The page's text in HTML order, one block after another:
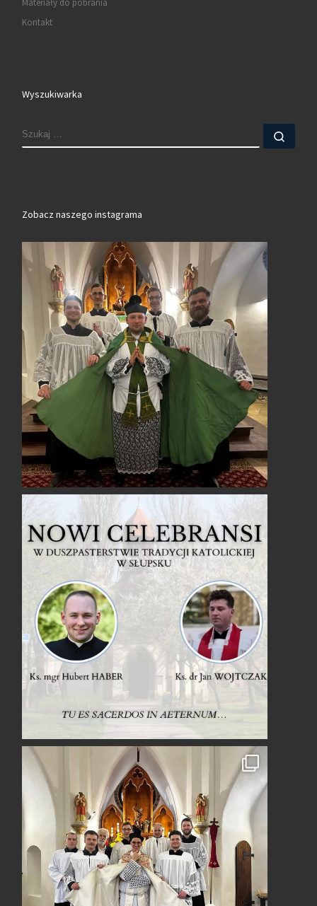
Materiały do pobrania
Kontakt
Wyszukiwarka
SZUKAJ
Zobacz naszego instagrama